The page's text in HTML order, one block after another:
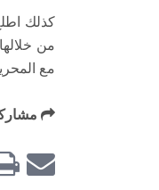
كذلك
من
مع